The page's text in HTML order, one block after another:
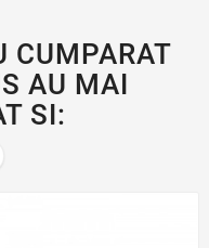
CUMPARAT
AU MAI
SI: